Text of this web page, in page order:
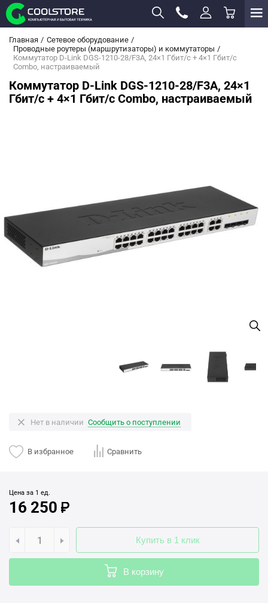
Главная
Сетевое оборудование
Проводные роутеры (маршрутизаторы) и коммутаторы
Коммутатор D-Link DGS-1210-28/F3A, 24×1 Гбит/с + 4×1 Гбит/с
Combo, настраиваемый
Коммутатор D-Link DGS-1210-28/F3A, 24×1
Гбит/с + 4×1 Гбит/с Combo, настраиваемый
Нет в наличии Сообщить о поступлении
В избранное Сравнить
Цена за 1 ед.
16 250
Купить в 1 клик
В корзину